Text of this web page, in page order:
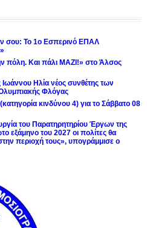
σου: Το 1ο Εσπερινό ΕΠΑΛ
πόλη. Και πάλι ΜΑΖΙ!» στο Άλσος
Ηλία νέος συνθέτης των
Φλόγας
κινδύνου 4) για το Σάββατο 08
του Παρατηρητηρίου Έργων της
εξάμηνο του 2027 οι πολίτες θα
περιοχή τους», υπογράμμισε ο